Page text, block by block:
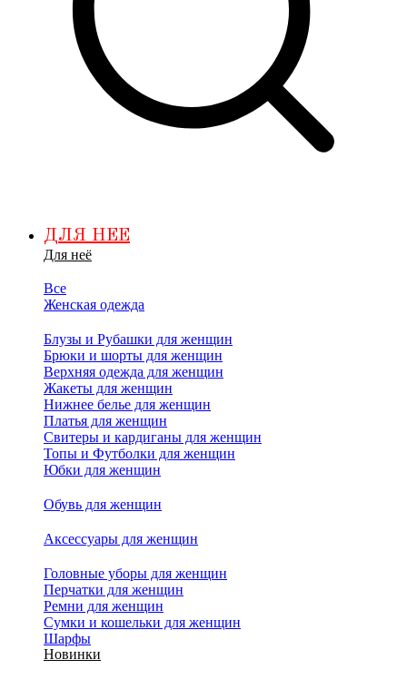
ДЛЯ НЕЕ
Для неё
Все
Женская одежда
Блузы и Рубашки для женщин
Брюки и шорты для женщин
Верхняя одежда для женщин
Жакеты для женщин
Нижнее белье для женщин
Платья для женщин
Свитеры и кардиганы для женщин
Топы и Футболки для женщин
Юбки для женщин
Обувь для женщин
Аксессуары для женщин
Головные уборы для женщин
Перчатки для женщин
Ремни для женщин
Сумки и кошельки для женщин
Шарфы
Новинки